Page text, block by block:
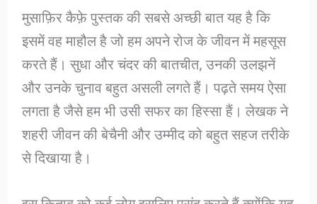
मुसाफ़िर कैफ़े पुस्तक की सबसे अच्छी बात यह है कि
इसमें वह माहौल है जो हम अपने रोज के जीवन में महसूस
करते हैं। सुधा और चंदर की बातचीत, उनकी उलझनें
और उनके चुनाव बहुत असली लगते हैं। पढ़ते समय ऐसा
लगता है जैसे हम भी उसी सफर का हिस्सा हैं। लेखक ने
शहरी जीवन की बेचैनी और उम्मीद को बहुत सहज तरीके
से दिखाया है।